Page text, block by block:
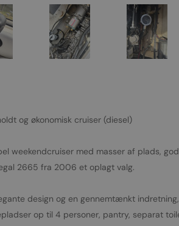
og økonomisk cruiser (diesel)
weekendcruiser med masser af plads,
2665 fra 2006 et oplagt valg.
design og en gennemtænkt
op til 4 personer, pantry, separat